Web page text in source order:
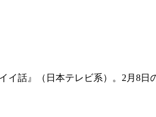
イ話』（日本テレビ系）。2月8